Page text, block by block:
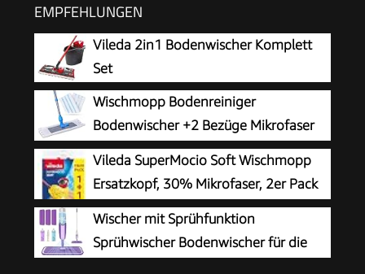
EMPFEHLUNGEN
Vileda 2in1 Bodenwischer Komplett
Set
Wischmopp Bodenreiniger
Bodenwischer +2 Bezüge Mikrofaser
Mopp + Teleskopstiel
Vileda SuperMocio Soft Wischmopp
Ersatzkopf, 30% Mikrofaser, 2er Pack
Wischer mit Sprühfunktion
Sprühwischer Bodenwischer für die